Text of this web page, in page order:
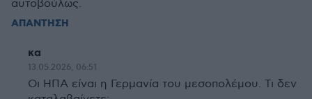
αυτοβούλως.
ΑΠΑΝΤΗΣΗ
κα
13.05.2026, 06:51
Οι ΗΠΑ είναι η Γερμανία του μεσοπολέμου. Τι δεν